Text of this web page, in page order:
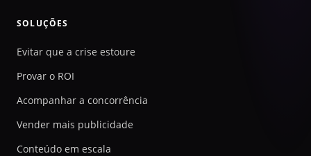
SOLUÇÕES
Evitar que a crise estoure
Provar o ROI
Acompanhar a concorrência
Vender mais publicidade
Conteúdo em escala